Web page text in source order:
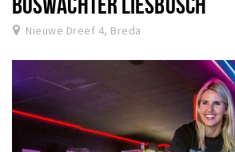
Nieuwe Dreef 4, Breda